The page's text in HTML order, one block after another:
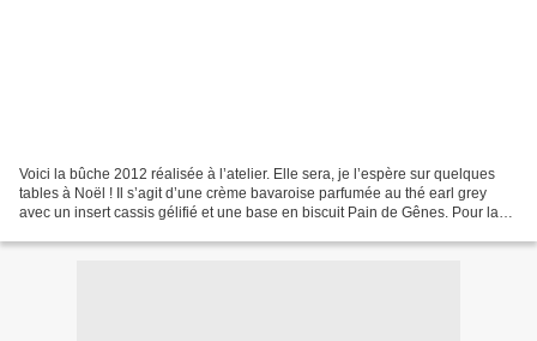
Voici la bûche 2012 réalisée à l’atelier. Elle sera, je l’espère sur quelques
tables à Noël ! Il s’agit d’une crème bavaroise parfumée au thé earl grey
avec un insert cassis gélifié et une base en biscuit Pain de Gênes. Pour la